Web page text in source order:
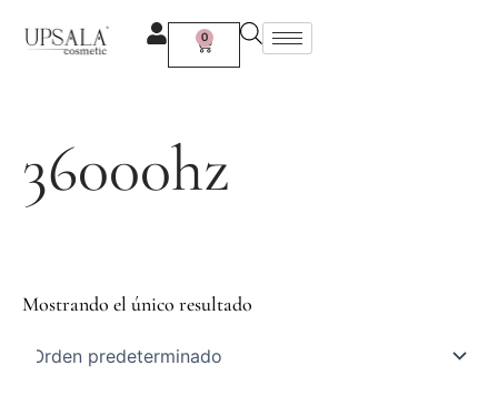
contenido
0
Carrito
36000hz
Mostrando el único resultado